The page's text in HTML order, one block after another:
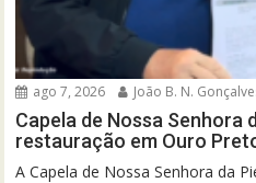
ago 7, 2026 João B. N.
Capela de Nossa Senhora
restauração em Ouro
A Capela de Nossa Senhora da